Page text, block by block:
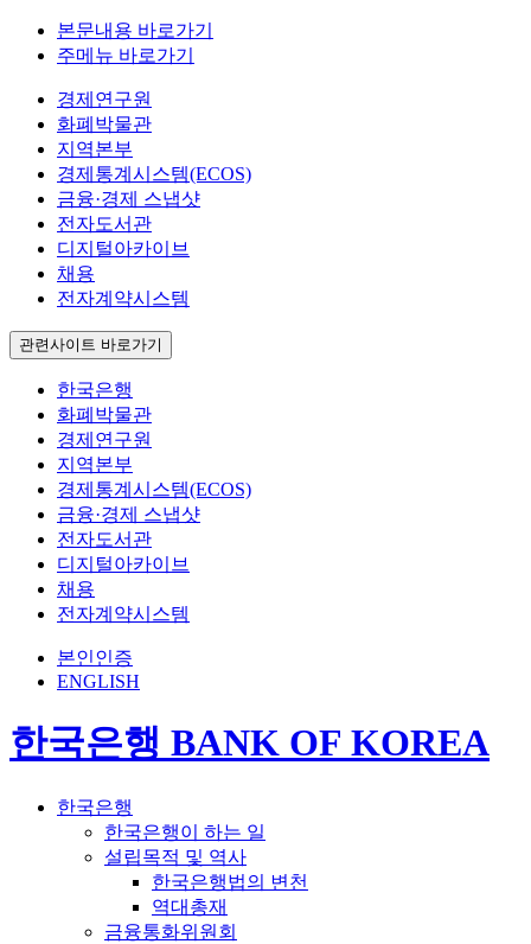
본문내용 바로가기
주메뉴 바로가기
경제연구원
화폐박물관
지역본부
경제통계시스템(ECOS)
금융·경제 스냅샷
전자도서관
디지털아카이브
채용
전자계약시스템
관련사이트 바로가기
한국은행
화폐박물관
경제연구원
지역본부
경제통계시스템(ECOS)
금융·경제 스냅샷
전자도서관
디지털아카이브
채용
전자계약시스템
본인인증
ENGLISH
한국은행 BANK OF KOREA
한국은행
한국은행이 하는 일
설립목적 및 역사
한국은행법의 변천
역대총재
금융통화위원회